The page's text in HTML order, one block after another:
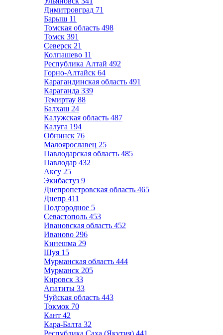
Димитровград 71
Барыш 11
Томская область 498
Томск 391
Северск 21
Колпашево 11
Республика Алтай 492
Горно-Алтайск 64
Карагандинская область 491
Караганда 339
Темиртау 88
Балхаш 24
Калужская область 487
Калуга 194
Обнинск 76
Малоярославец 25
Павлодарская область 485
Павлодар 432
Аксу 25
Экибастуз 9
Днепропетровская область 465
Днепр 411
Подгородное 5
Севастополь 453
Ивановская область 452
Иваново 296
Кинешма 29
Шуя 15
Мурманская область 444
Мурманск 205
Кировск 33
Апатиты 33
Чуйская область 443
Токмок 70
Кант 42
Кара-Балта 32
Республика Саха (Якутия) 441